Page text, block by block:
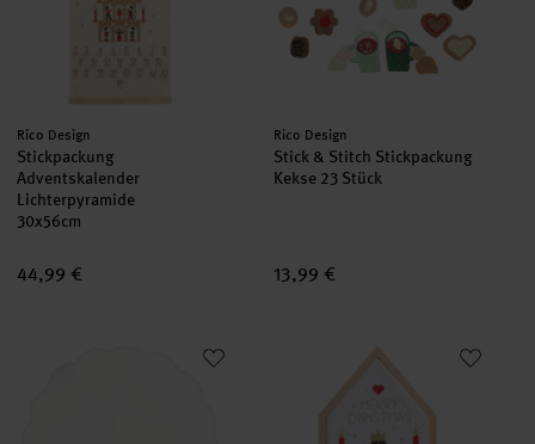
Hersteller:
Rico Design
Stickpackung
Adventskalender
Lichterpyramide
30x56cm
44,99 €
Hersteller:
Rico Design
Stick & Stitch Stickpackung
Kekse 23 Stück
13,99 €
Platzsets rund Weiß 2 Stück